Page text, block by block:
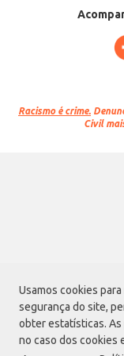
Usamos cookies
segurança do site,
obter estatísticas.
no caso dos cookies
Racismo é crime.
Civil
Avenida Morvan Dias
02170-
Envio de